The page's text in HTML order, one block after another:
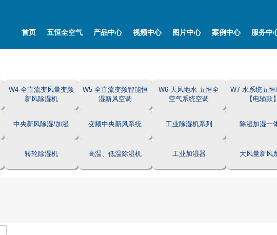
首页 五恒全空气 产品中心 视频中心 图片中心 案例中心 服务中
W4-全直流变风量变频
新风除湿机
W5-全直流变频智能恒
湿新风空调
W6-天风地水 五恒全
空气系统空调
W7-水系统五恒
【电辅款】
中央新风除湿/加湿 变频中央新风系统 工业除湿机系列 除湿加湿一
转轮除湿机 高温、低温除湿机 工业加湿器 大风量新风